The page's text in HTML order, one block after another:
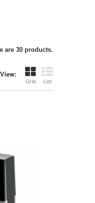
are 30 products.
View:
Grid List